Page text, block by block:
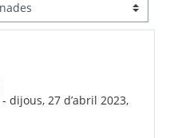
-dijous, 27 d’abril 2023,